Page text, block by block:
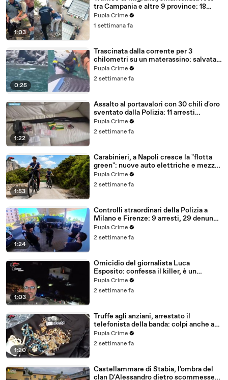
1:03
tra Campania e altre 9 province: 18
arresti (27.07.26)
Pupia Crime
1 settimana fa
0:25
Trascinata dalla corrente per 3
chilometri su un materassino: salvata
dalla Polizia (25.07.26)
Pupia Crime
2 settimane fa
1:22
Assalto al portavalori con 30 chili d'oro
sventato dalla Polizia: 11 arresti
(25.07.26)
Pupia Crime
2 settimane fa
1:53
Carabinieri, a Napoli cresce la "flotta
green": nuove auto elettriche e mezzi
sostenibili anche sulle isole (25.07.26)
Pupia Crime
2 settimane fa
1:24
Controlli straordinari della Polizia a
Milano e Firenze: 9 arresti, 29 denunce
e oltre 7mila persone identificate
(25.07.26)
Pupia Crime
2 settimane fa
1:03
Omicidio del giornalista Luca
Esposito: confessa il killer, è un
26enne tunisino (25.07.26)
Pupia Crime
2 settimane fa
1:20
Truffe agli anziani, arrestato il
telefonista della banda: colpi anche ad
Aversa, oltre 300mila euro il bottino
stimato (24.07.26)
Pupia Crime
2 settimane fa
Castellammare di Stabia, l'ombra del
clan D'Alessandro dietro scommesse